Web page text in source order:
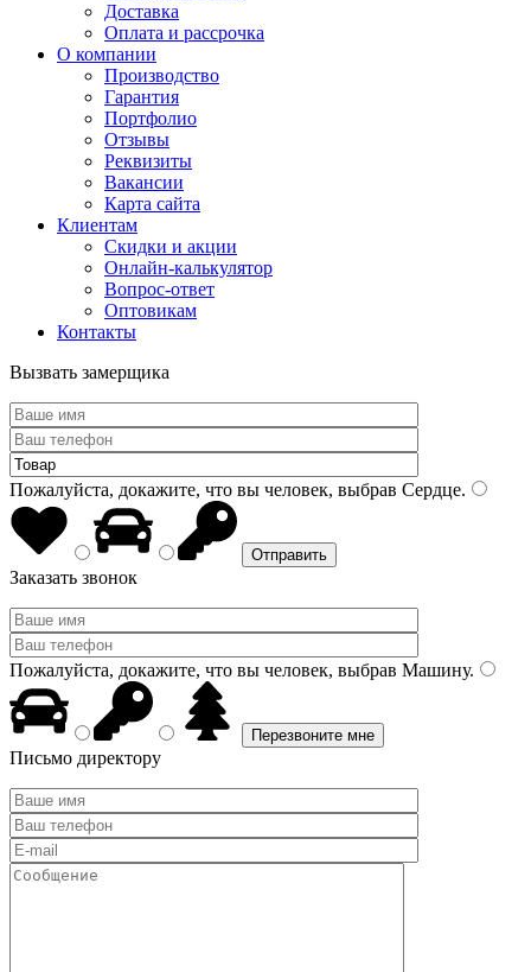
Доставка
Оплата и рассрочка
О компании
Производство
Гарантия
Портфолио
Отзывы
Реквизиты
Вакансии
Карта сайта
Клиентам
Скидки и акции
Онлайн-калькулятор
Вопрос-ответ
Оптовикам
Контакты
Вызвать замерщика
Пожалуйста, докажите, что вы человек, выбрав Сердце.
Заказать звонок
Пожалуйста, докажите, что вы человек, выбрав Машину.
Письмо директору